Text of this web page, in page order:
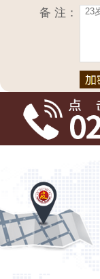
备 注：